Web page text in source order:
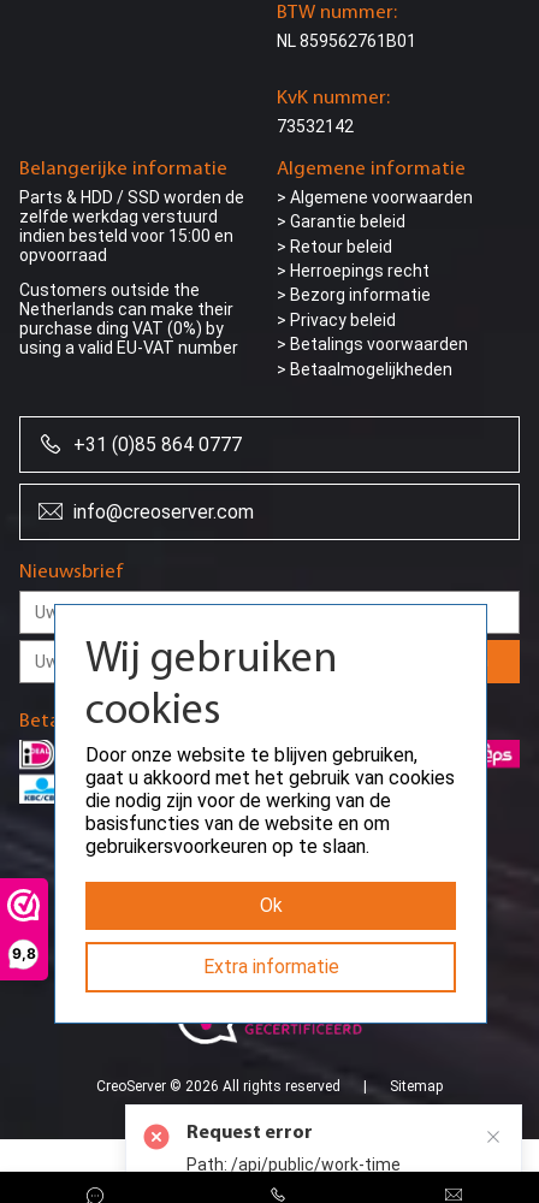
Belangerijke informatie
Parts & HDD / SSD worden de
zelfde werkdag verstuurd
indien besteld voor 15:00 en
opvoorraad
Customers outside the
Netherlands can make their
purchase ding VAT (0%) by
using a valid EU-VAT number
Algemene informatie
> Algemene voorwaarden
> Garantie beleid
> Retour beleid
> Herroepings recht
> Bezorg informatie
> Privacy beleid
> Betalings voorwaarden
> Betaalmogelijkheden
BTW nummer:
NL 859562761B01
KvK nummer:
73532142
+31 (0)85 864 0777
info@creoserver.com
Nieuwsbrief
CreoServer © 2026 All rights reserved Sitemap
Betaalmethodes
Wij gebruiken
cookies
Door onze website te blijven gebruiken,
gaat u akkoord met het gebruik van cookies
die nodig zijn voor de werking van de
basisfuncties van de website en om
gebruikersvoorkeuren op te slaan.
Ok
Extra informatie
Path: /api/public/work-time